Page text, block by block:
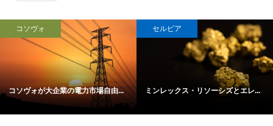
コソヴォ
コソヴォが大企業の電力市場自由...
セルビア
ミンレックス・リソーシズとエレ...